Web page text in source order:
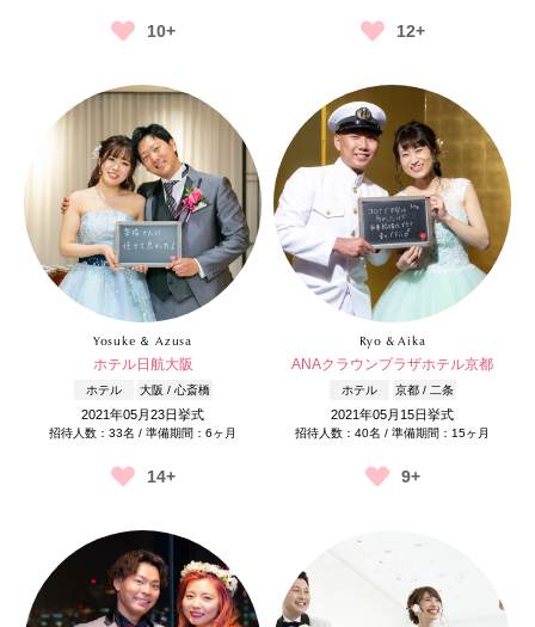
10+ 12+
Yosuke ＆ Azusa
ホテル日航大阪
ホテル 大阪 / 心斎橋
2021年05月23日挙式
招待人数：33名 / 準備期間：6ヶ月
14+
Ryo & Aika
ANAクラウンプラザホテル京都
ホテル 京都 / 二条
2021年05月15日挙式
招待人数：40名 / 準備期間：15ヶ月
9+